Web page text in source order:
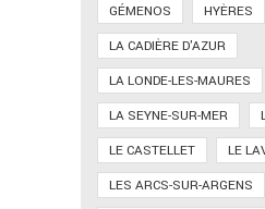
GÉMENOS
HYÈRES
LA CADIÈRE D'AZUR
LA LONDE-LES-MAURES
LA SEYNE-SUR-MER
LE CASTELLET
LE
LES ARCS-SUR-ARGENS